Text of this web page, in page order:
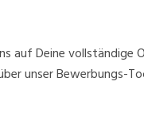
auf Deine vollständige
unser Bewerbungs-